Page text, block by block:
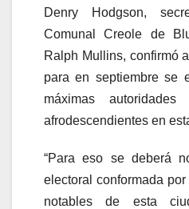
Denry Hodgson,
Comunal Creole de
Ralph Mullins, confirmó a
para en septiembre se
máximas
afrodescendientes en
“Para eso se deberá
electoral conformada
notables de esta